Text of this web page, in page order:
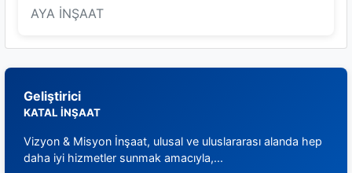
AYA İNŞAAT
Geliştirici
KATAL İNŞAAT
Vizyon & Misyon İnşaat, ulusal ve uluslararası alanda hep
daha iyi hizmetler sunmak amacıyla,...